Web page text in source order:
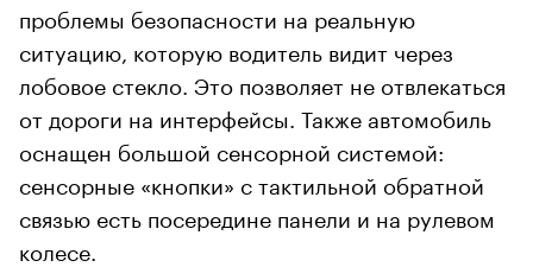
проблемы безопасности на реальную
ситуацию, которую водитель видит через
лобовое стекло. Это позволяет не отвлекаться
от дороги на интерфейсы. Также автомобиль
оснащен большой сенсорной системой:
сенсорные «кнопки» с тактильной обратной
связью есть посередине панели и на рулевом
колесе.